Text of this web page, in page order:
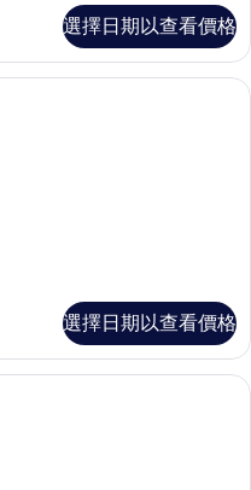
選擇日期以查看價格
準客房, 2 張單人床 | 客房內保險箱
選擇日期以查看價格
房內保險箱、書桌、熨斗/熨衣板、